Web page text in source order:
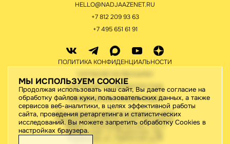
МЫ ИСПОЛЬЗУЕМ COOKIE
Продолжая использовать наш сайт, Вы даете согласие на
обработку файлов куки, пользовательских данных, а также
сервисов веб-аналитики, в целях эффективной работы
сайта, проведения ретаргетинга и статистических
исследований. Вы можете запретить обработку Cookies в
настройках браузера.
HELLO@NADJAAZENET.RU
+7 812 209 93 63
+7 495 651 61 91
ПОЛИТИКА КОНФИДЕНЦИАЛЬНОСТИ
СОГЛАСИЕ НА ОБРАБОТКУ ПНД
ЮРИДИЧЕСКАЯ ИНФОРМАЦИЯ
ИП Старов Николай Геннадьевич / ИНН
780442176410/195276, Санкт-Петербург,
188820, Ленинградская обл., м.р-н
Выборгский, г.п. Рощинское, тер.
Рощинская, ул. Ладожская, д.46